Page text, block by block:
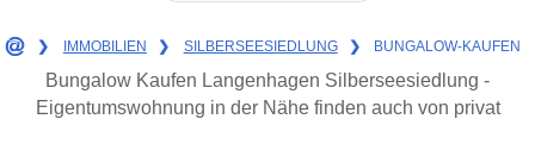
❯ IMMOBILIEN ❯ SILBERSEESIEDLUNG ❯ BUNGALOW-KAUFEN
Bungalow Kaufen Langenhagen Silberseesiedlung -
Eigentumswohnung in der Nähe finden auch von privat